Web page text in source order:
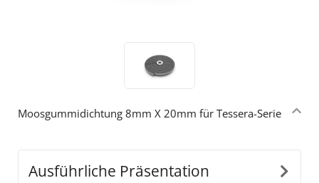
Moosgummidichtung 8mm X 20mm für Tessera-Serie
Ausführliche Präsentation